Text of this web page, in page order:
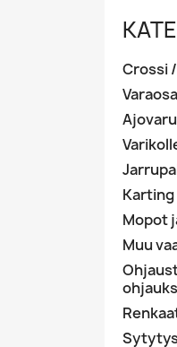
Crossi
Karting
Mopot
Muu